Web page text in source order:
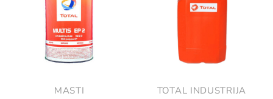
MASTI
TOTAL INDUSTRIJA